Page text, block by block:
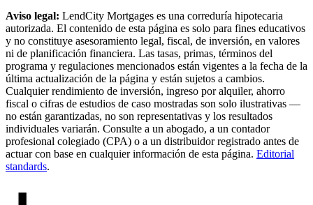
Aviso legal: LendCity Mortgages es una correduría hipotecaria
autorizada. El contenido de esta página es solo para fines educativos
y no constituye asesoramiento legal, fiscal, de inversión, en valores
ni de planificación financiera. Las tasas, primas, términos del
programa y regulaciones mencionados están vigentes a la fecha de la
última actualización de la página y están sujetos a cambios.
Cualquier rendimiento de inversión, ingreso por alquiler, ahorro
fiscal o cifras de estudios de caso mostradas son solo ilustrativas —
no están garantizadas, no son representativas y los resultados
individuales variarán. Consulte a un abogado, a un contador
profesional colegiado (CPA) o a un distribuidor registrado antes de
actuar con base en cualquier información de esta página. Editorial
standards.